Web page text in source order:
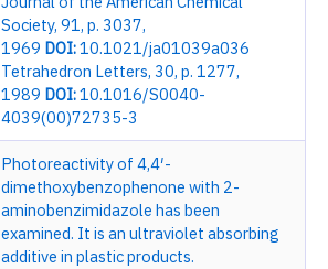
Society, 91, p. 3037,
1969 DOI:10.1021/ja01039a036
Tetrahedron Letters, 30, p. 1277,
1989 DOI:10.1016/S0040-
4039(00)72735-3
Photoreactivity of 4,4′-
dimethoxybenzophenone with 2-
aminobenzimidazole has been
examined. It is an ultraviolet absorbing
additive in plastic products.